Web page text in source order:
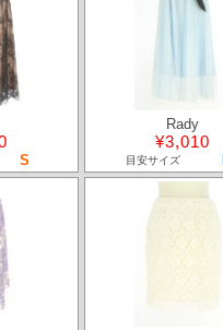
S
Rady
¥3,010
目安サイズ